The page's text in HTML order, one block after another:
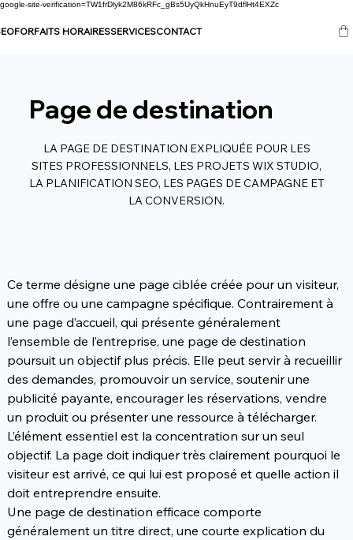
google-site-verification=TW1frDlyk2M86kRFc_gBs5UyQkHnuEyT9dflHt4EXZc
FORFAITS HORAIRESSERVICESCONTACT
Page de destination
LA PAGE DE DESTINATION EXPLIQUÉE POUR LES
SITES PROFESSIONNELS, LES PROJETS WIX STUDIO,
LA PLANIFICATION SEO, LES PAGES DE CAMPAGNE ET
LA CONVERSION.
Ce terme désigne une page ciblée créée pour un visiteur,
une offre ou une campagne spécifique. Contrairement à
une page d’accueil, qui présente généralement
l’ensemble de l’entreprise, une page de destination
poursuit un objectif plus précis. Elle peut servir à recueillir
des demandes, promouvoir un service, soutenir une
publicité payante, encourager les réservations, vendre
un produit ou présenter une ressource à télécharger.
L’élément essentiel est la concentration sur un seul
objectif. La page doit indiquer très clairement pourquoi le
visiteur est arrivé, ce qui lui est proposé et quelle action il
doit entreprendre ensuite.
Une page de destination efficace comporte
généralement un titre direct, une courte explication du